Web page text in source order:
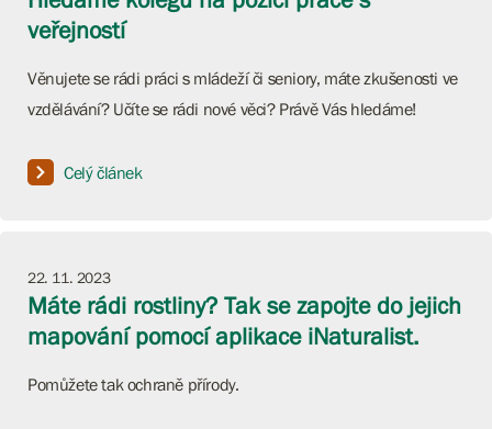
veřejností
Věnujete se rádi práci s mládeží či seniory, máte zkušenosti ve
vzdělávání? Učíte se rádi nové věci? Právě Vás hledáme!
Celý článek
22. 11. 2023
Máte rádi rostliny? Tak se zapojte do jejich
mapování pomocí aplikace iNaturalist.
Pomůžete tak ochraně přírody.